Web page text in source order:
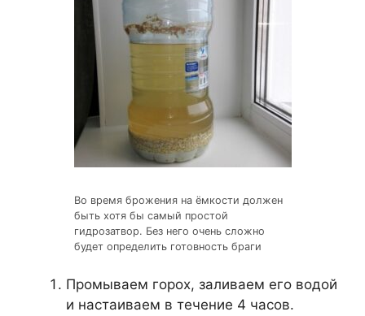
Во время брожения на ёмкости должен
быть хотя бы самый простой
гидрозатвор. Без него очень сложно
будет определить готовность браги
Промываем горох, заливаем его водой
и настаиваем в течение 4 часов.